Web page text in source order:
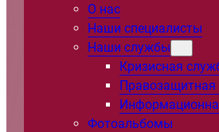
О нас
Наши специалисты
Наши службы
Кризисная
Правозащитная
Фотоальбомы